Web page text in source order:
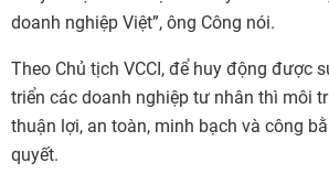
doanh nghiệp Việt”, ông Công nói.
Theo Chủ tịch VCCI, để huy động được
triển các doanh nghiệp tư nhân thì môi
thuận lợi, an toàn, minh bạch và công
quyết.